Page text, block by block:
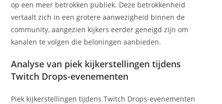
op een meer betrokken publiek. Deze betrokkenheid
vertaalt zich in een grotere aanwezigheid binnen de
community, aangezien kijkers eerder geneigd zijn om
kanalen te volgen die beloningen aanbieden.
Analyse van piek kijkerstellingen tijdens
Twitch Drops-evenementen
Piek kijkerstellingen tijdens Twitch Drops-evenementen